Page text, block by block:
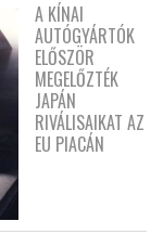
A KÍNAI
AUTÓGYÁRTÓK
ELŐSZÖR
MEGELŐZTÉK
JAPÁN
RIVÁLISAIKAT AZ
EU PIACÁN